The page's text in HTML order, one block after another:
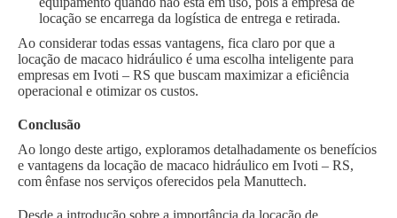
locação se encarrega da logística de entrega e retirada.
Ao considerar todas essas vantagens, fica claro por que a
locação de macaco hidráulico é uma escolha inteligente para
empresas em Ivoti – RS que buscam maximizar a eficiência
operacional e otimizar os custos.
Conclusão
Ao longo deste artigo, exploramos detalhadamente os benefícios
e vantagens da locação de macaco hidráulico em Ivoti – RS,
com ênfase nos serviços oferecidos pela Manuttech.